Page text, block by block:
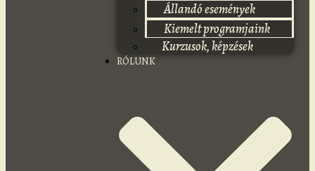
Állandó események
Kiemelt programjaink
Kurzusok, képzések
RÓLUNK